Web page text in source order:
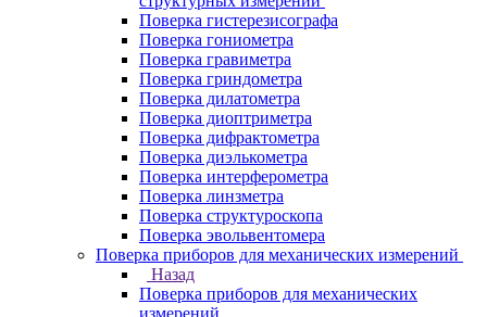
Поверка гистерезисографа
Поверка гониометра
Поверка гравиметра
Поверка гриндометра
Поверка дилатометра
Поверка диоптриметра
Поверка дифрактометра
Поверка диэлькометра
Поверка интерферометра
Поверка линзметра
Поверка структуроскопа
Поверка эвольвентомера
Поверка приборов для механических измерений
Назад
Поверка приборов для механических
измерений